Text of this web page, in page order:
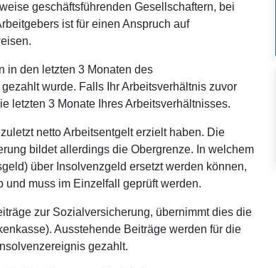
geschäftsführenden Gesellschaftern, bei
ist für einen Anspruch auf
in den letzten 3 Monaten des
wurde. Falls Ihr Arbeitsverhältnis zuvor
letzten 3 Monate Ihres Arbeitsverhältnisses.
netto Arbeitsentgelt erzielt haben. Die
bildet allerdings die Obergrenze. In welchem
über Insolvenzgeld ersetzt werden können,
und muss im Einzelfall geprüft werden.
zur Sozialversicherung, übernimmt dies die
Ausstehende Beiträge werden für die
gezahlt.